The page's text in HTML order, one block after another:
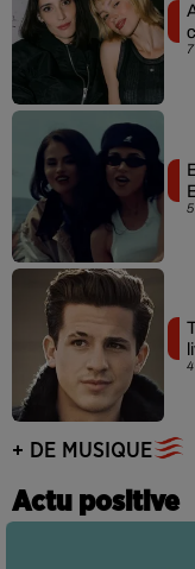
+ DE MUSIQUE
Actu positive